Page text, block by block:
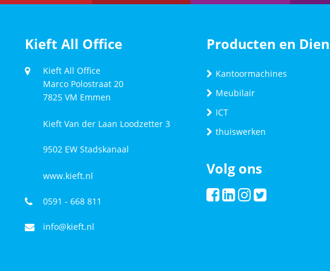
Kieft All Office
Kieft All Office
Marco Polostraat 20
7825 VM Emmen
Kieft Van der Laan Loodzetter 3
9502 EW Stadskanaal
www.kieft.nl
0591 - 668 811
info@kieft.nl
Producten en
Kantoormachines
Meubilair
ICT
thuiswerken
Volg ons